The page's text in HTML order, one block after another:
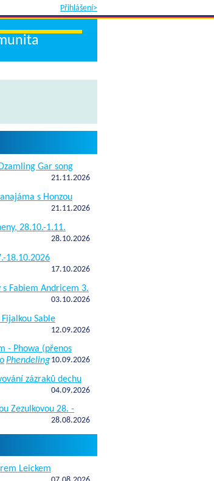
Přihlášení>
Gar song
21.11.2026
s Honzou
21.11.2026
28.10.-1.11.
28.10.2026
18.10.2026
17.10.2026
Fabiem Andricem 3.
03.10.2026
Sable
12.09.2026
- Phowa (přenos
Phendeling 10.09.2026
zázraků dechu
04.09.2026
Zezulkovou 28. -
28.08.2026
Leickem